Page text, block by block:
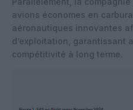
avions économes en
aéronautiques innovantes
d’exploitation, garantissant
compétitivité à long terme.